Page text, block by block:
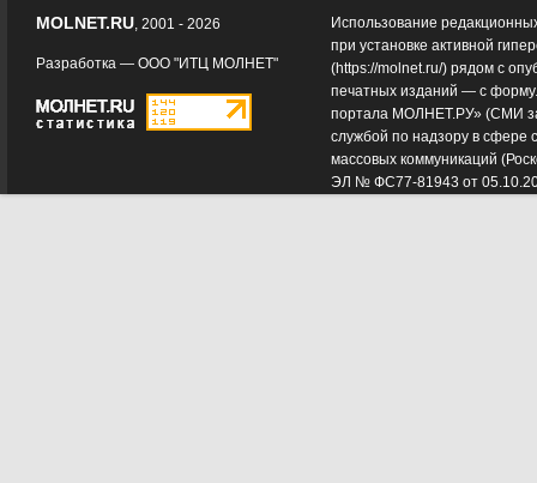
Использование
при установке активной
(https://molnet.ru/) рядом с
печатных изданий — с
портала МОЛНЕТ.РУ» (СМИ
службой по надзору в сфере
массовых коммуникаций
ЭЛ № ФС77-81943 от
MOLNET.RU, 2001 - 2026
Разработка — ООО "ИТЦ МОЛНЕТ"